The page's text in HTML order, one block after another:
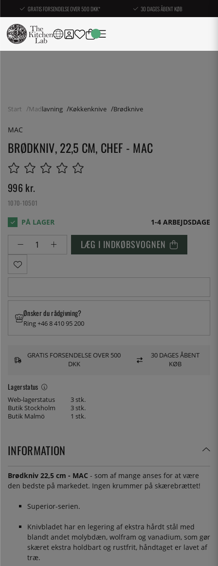
GRATIS FORSENDELSE OVER 500 DKK* 30 DAGES ÅBENT KØB
Start Madlavning Køkkenknive Brødknive
MAC
BRØDKNIV, 22,5 CM, CHEF - MAC
996 kr.
1070-10501
1-4 ARBEJDSDAGE
LÆG I INDKØBSVOGNEN
Lagerstatus
Web-lagerstatus
3 stk.
Butik Stockholm
3 stk.
Butik Malmö
1 stk.
Ønsker du rådgivning?
Ring +46 8 410 95 200
GRATIS FORSENDELSE OVER 500
DKK
30 DAGES ÅBENT
KØB
INFORMATION
Brødkniv 22,5 cm - MAC - som af mange anses for at være
den bedste på markedet. Ingen krummer på skærebrættet!
Superior-serien.
Knivbladet har en legering af ekstra hårdt stål med
blandt andet molybdæn, wolfram og vanadium, som gør
skæret ekstra holdbart og rustfrit, håndtaget er lavet af
træ.